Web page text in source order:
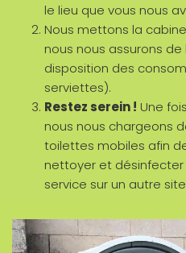
le lieu que vous nous
Nous mettons la
nous nous assurons
disposition des
serviettes).
Restez serein ! Une
nous nous chargeons
toilettes mobiles afin
nettoyer et
service sur un autre